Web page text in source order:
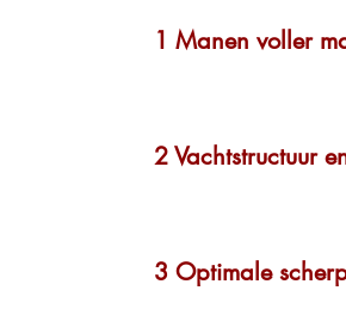
1 Manen voller
2 Vachtstructuur
3 Optimale